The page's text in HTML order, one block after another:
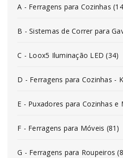
A - Ferragens para Cozinhas
B - Sistemas de Correr para
C - Loox5 Iluminação LED (34)
D - Ferragens para Cozinhas -
E - Puxadores para Cozinhas e
F - Ferragens para Móveis (81)
G - Ferragens para Roupeiros